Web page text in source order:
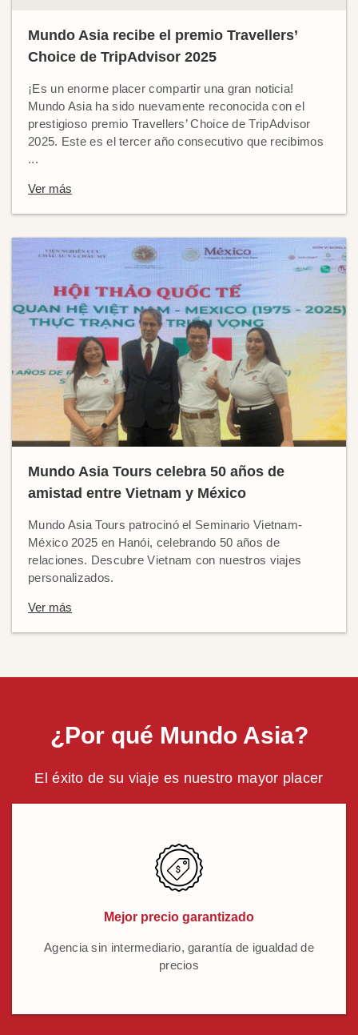
Mundo Asia recibe el premio Travellers’
Choice de TripAdvisor 2025
¡Es un enorme placer compartir una gran noticia!
Mundo Asia ha sido nuevamente reconocida con el
prestigioso premio Travellers’ Choice de TripAdvisor
2025. Este es el tercer año consecutivo que recibimos
...
Ver más
Mundo Asia Tours celebra 50 años de
amistad entre Vietnam y México
Mundo Asia Tours patrocinó el Seminario Vietnam-
México 2025 en Hanói, celebrando 50 años de
relaciones. Descubre Vietnam con nuestros viajes
personalizados.
Ver más
¿Por qué Mundo Asia?
El éxito de su viaje es nuestro mayor placer
Mejor precio garantizado
Agencia sin intermediario, garantía de igualdad de
precios